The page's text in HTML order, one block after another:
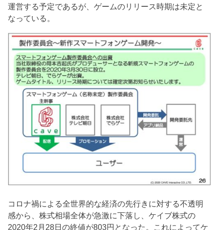
運営する予定であるが、ゲームのリリース時期は未定と
なっている。
コロナ禍による全世界的な経済の先行きに対する不透明
感から、株式相場全体が急激に下落し、ケイブ株式の
2020年2月28日の終値が803円となった。これによってケ